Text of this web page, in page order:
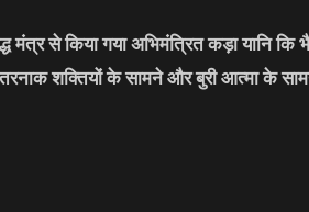
से किया गया अभिमंत्रित कड़ा यानि कि
शक्तियों के सामने और बुरी आत्मा के सामने